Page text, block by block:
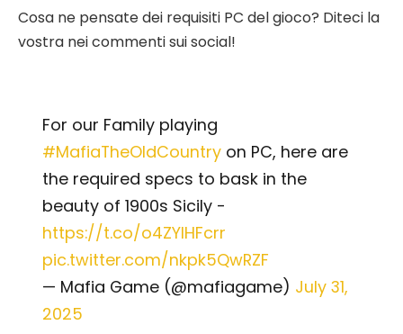
Cosa ne pensate dei requisiti PC del gioco? Diteci la
vostra nei commenti sui social!
For our Family playing
#MafiaTheOldCountryon PC, here are
the required specs to bask in the
beauty of 1900s Sicily -
https://t.co/o4ZYlHFcrr
pic.twitter.com/nkpk5QwRZF
— Mafia Game (@mafiagame) July 31,
2025